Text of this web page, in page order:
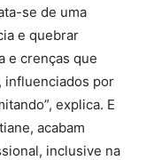
se de uma
e quebrar
e crenças que
influenciados por
explica. E
acabam
inclusive na